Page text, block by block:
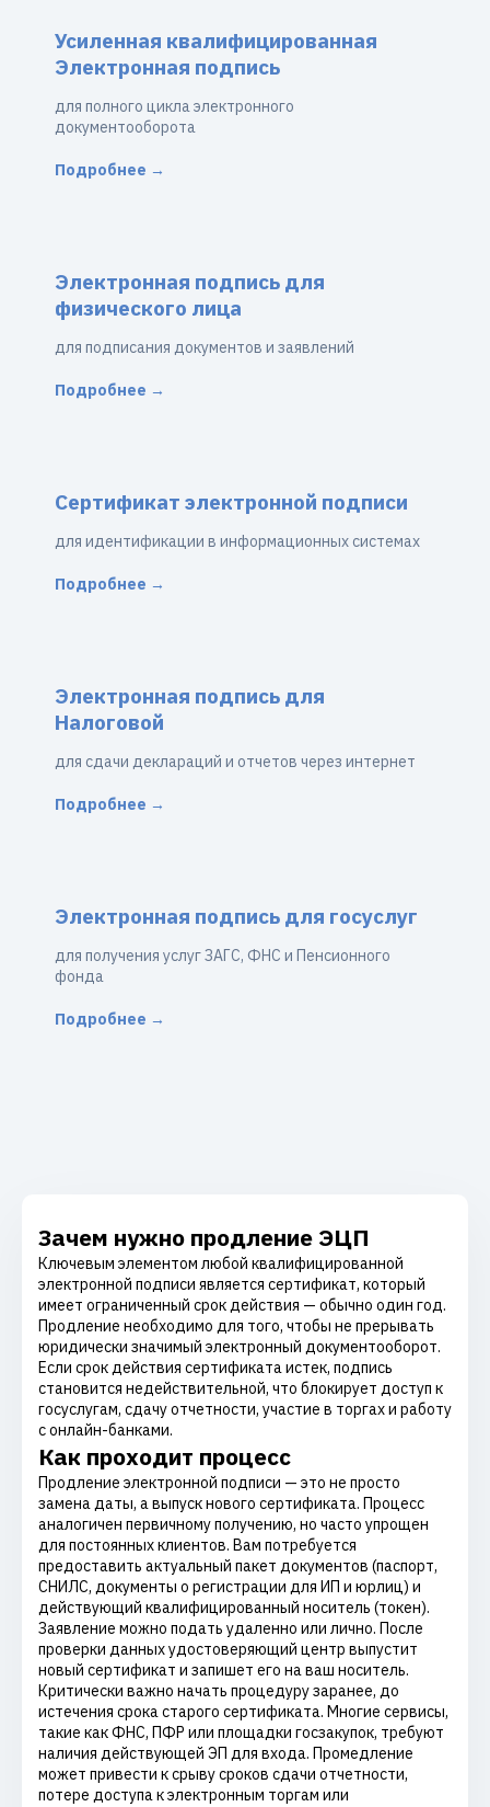
Усиленная квалифицированная
Электронная подпись
для полного цикла электронного
документооборота
Подробнее →
Электронная подпись для
физического лица
для подписания документов и заявлений
Подробнее →
Сертификат электронной подписи
для идентификации в информационных системах
Подробнее →
Электронная подпись для
Налоговой
для сдачи деклараций и отчетов через интернет
Подробнее →
Электронная подпись для госуслуг
для получения услуг ЗАГС, ФНС и Пенсионного
фонда
Подробнее →
Зачем нужно продление ЭЦП
Ключевым элементом любой квалифицированной
электронной подписи является сертификат, который
имеет ограниченный срок действия — обычно один год.
Продление необходимо для того, чтобы не прерывать
юридически значимый электронный документооборот.
Если срок действия сертификата истек, подпись
становится недействительной, что блокирует доступ к
госуслугам, сдачу отчетности, участие в торгах и работу
с онлайн-банками.
Как проходит процесс
Продление электронной подписи — это не просто
замена даты, а выпуск нового сертификата. Процесс
аналогичен первичному получению, но часто упрощен
для постоянных клиентов. Вам потребуется
предоставить актуальный пакет документов (паспорт,
СНИЛС, документы о регистрации для ИП и юрлиц) и
действующий квалифицированный носитель (токен).
Заявление можно подать удаленно или лично. После
проверки данных удостоверяющий центр выпустит
новый сертификат и запишет его на ваш носитель.
Критически важно начать процедуру заранее, до
истечения срока старого сертификата. Многие сервисы,
такие как ФНС, ПФР или площадки госзакупок, требуют
наличия действующей ЭП для входа. Промедление
может привести к срыву сроков сдачи отчетности,
потере доступа к электронным торгам или